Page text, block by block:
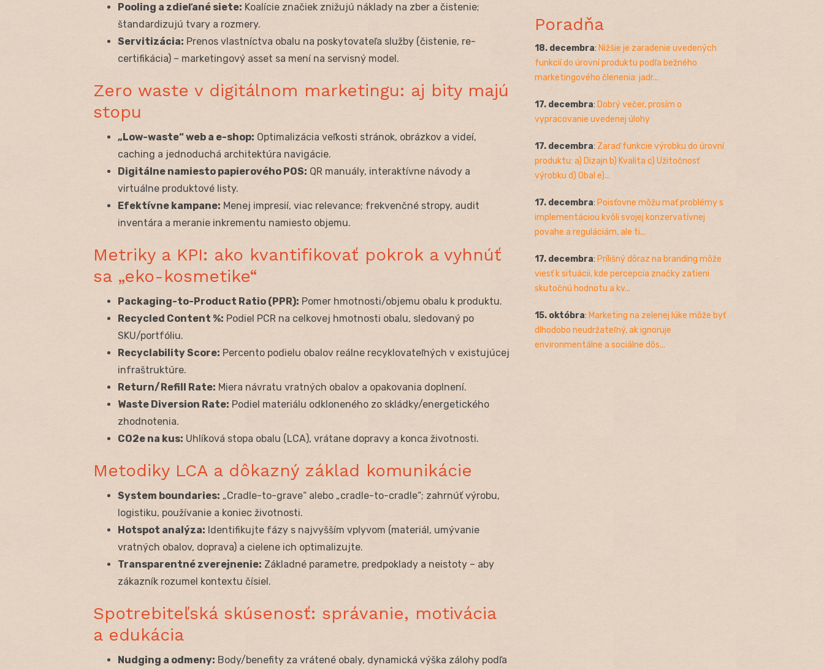
Pooling a zdieľané siete: Koalície značiek znižujú náklady na zber a čistenie;
štandardizujú tvary a rozmery.
Servitizácia: Prenos vlastníctva obalu na poskytovateľa služby (čistenie, re-
certifikácia) – marketingový asset sa mení na servisný model.
Zero waste v digitálnom marketingu: aj bity majú
stopu
„Low-waste“ web a e-shop: Optimalizácia veľkosti stránok, obrázkov a videí,
caching a jednoduchá architektúra navigácie.
Digitálne namiesto papierového POS: QR manuály, interaktívne návody a
virtuálne produktové listy.
Efektívne kampane: Menej impresií, viac relevance; frekvenčné stropy, audit
inventára a meranie inkrementu namiesto objemu.
Metriky a KPI: ako kvantifikovať pokrok a vyhnúť
sa „eko-kosmetike“
Packaging-to-Product Ratio (PPR): Pomer hmotnosti/objemu obalu k produktu.
Recycled Content %: Podiel PCR na celkovej hmotnosti obalu, sledovaný po
SKU/portfóliu.
Recyclability Score: Percento podielu obalov reálne recyklovateľných v existujúcej
infraštruktúre.
Return/Refill Rate: Miera návratu vratných obalov a opakovania doplnení.
Waste Diversion Rate: Podiel materiálu odkloneného zo skládky/energetického
zhodnotenia.
CO2e na kus: Uhlíková stopa obalu (LCA), vrátane dopravy a konca životnosti.
Metodiky LCA a dôkazný základ komunikácie
System boundaries: „Cradle-to-grave“ alebo „cradle-to-cradle“; zahrnúť výrobu,
logistiku, používanie a koniec životnosti.
Hotspot analýza: Identifikujte fázy s najvyšším vplyvom (materiál, umývanie
vratných obalov, doprava) a cielene ich optimalizujte.
Transparentné zverejnenie: Základné parametre, predpoklady a neistoty – aby
zákazník rozumel kontextu čísiel.
Spotrebiteľská skúsenosť: správanie, motivácia
a edukácia
Nudging a odmeny: Body/benefity za vrátené obaly, dynamická výška zálohy podľa
Poradňa
18. decembra: Nižšie je zaradenie uvedených
funkcií do úrovní produktu podľa bežného
marketingového členenia: jadr...
17. decembra: Dobrý večer, prosím o
vypracovanie uvedenej úlohy
17. decembra: Zaraď funkcie výrobku do úrovní
produktu: a) Dizajn b) Kvalita c) Užitočnosť
výrobku d) Obal e)...
17. decembra: Poisťovne môžu mať problémy s
implementáciou kvôli svojej konzervatívnej
povahe a reguláciám, ale ti...
17. decembra: Prílišný dôraz na branding môže
viesť k situácii, kde percepcia značky zatieni
skutočnú hodnotu a kv...
15. októbra: Marketing na zelenej lúke môže byť
dlhodobo neudržateľný, ak ignoruje
environmentálne a sociálne dôs...